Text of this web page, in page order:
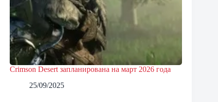
Crimson Desert запланирована на март 2026 года
25/09/2025